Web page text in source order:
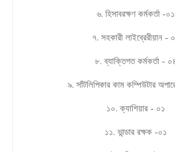
৬. হিসাবরক্ষণ কর্মকর্তা -০১
৭. সহকারী লাইব্রেরীয়ান -
৮. ব্যাক্তিগত কর্মকর্তা -
৯. সাঁটলিপিকার কাম কম্পিউটার
১০. ক্যাশিয়ার - ০১
১১. ভান্ডার রক্ষক -০১